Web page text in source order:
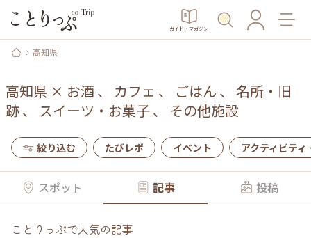
ガイド・マガジン
高知県
高知県 × お酒 、 カフェ 、 ごはん 、 名所・旧
跡、 スイーツ・お菓子、 その他施設
絞り込む たびレポ イベント アクティビティ
スポット 記事 投稿
ことりっぷで人気の記事